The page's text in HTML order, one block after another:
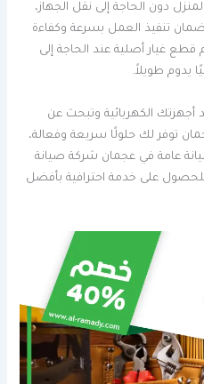
دون الحاجة إلى نقل الجهاز،
تنفيذ العمل بسرعة وكفاءة
غيار أصلية عند الحاجة إلى
يدوم طويلاً.
أجهزتك الكهربائية وتبحث عن
توفر لك حلولًا سريعة وفعالة،
عامة في عجمان شركة صيانة
على خدمة احترافية بأفضل